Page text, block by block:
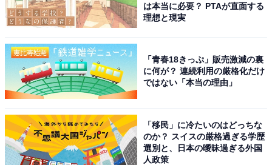
子どもプール（画像出典：那須スイミングドーム公式サイト）
町が運営する町営の屋内温水プールです。25mプール（7
コース）のほか、子どもプール・幼児プール・ウォータ
ースライダー・ジャグジープールを完備し、家族全員で
は本当に必要？ PTAが直面する
理想と現実
「青春18きっぷ」販売激減の裏
に何が？ 連続利用の厳格化だけ
ではない「本当の理由」
「移民」に冷たいのはどっちな
のか？ スイスの厳格過ぎる学歴
選別と、日本の曖昧過ぎる外国
人政策